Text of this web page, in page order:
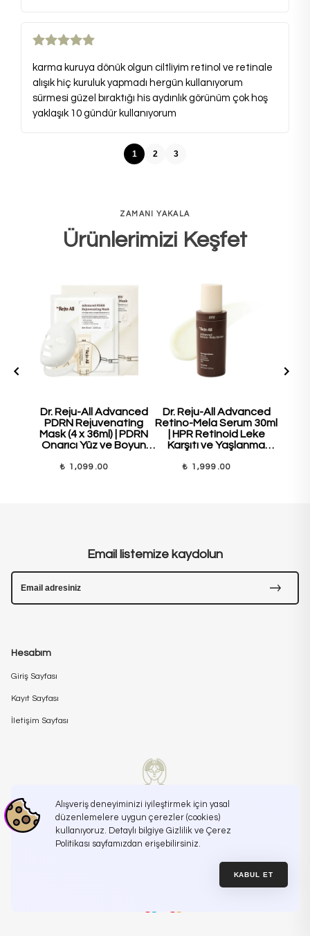
Alışveriş deneyiminizi iyileştirmek için yasal
düzenlemelere uygun çerezler (cookies)
kullanıyoruz. Detaylı bilgiye Gizlilik ve Çerez
Politikası sayfamızdan erişebilirsiniz.
KABUL ET
karma kuruya dönük olgun ciltliyim retinol ve retinale
alışık hiç kuruluk yapmadı hergün kullanıyorum
sürmesi güzel bıraktığı his aydınlık görünüm çok hoş
yaklaşık 10 gündür kullanıyorum
1 2 3
ZAMANI YAKALA
Ürünlerimizi Keşfet
Dr. Reju-All Advanced
PDRN Rejuvenating
Mask (4 x 36ml) | PDRN
Onarıcı Yüz ve Boyun
₺ 1,099.00
Dr. Reju-All Advanced
Retino-Mela Serum 30ml
| HPR Retinoid Leke
Karşıtı ve Yaşlanma
₺ 1,999.00
İletişime Geçininfo@koreanroutine.com
Hesabım
Giriş Sayfası
Kayıt Sayfası
İletişim Sayfası
Email listemize kaydolun
Site Kullanım Şartları ve Üyelik Sözleşmesi